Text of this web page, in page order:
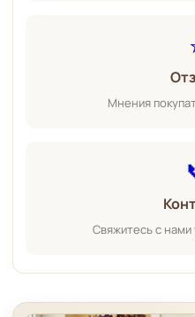
Мнения
Свяжитесь с